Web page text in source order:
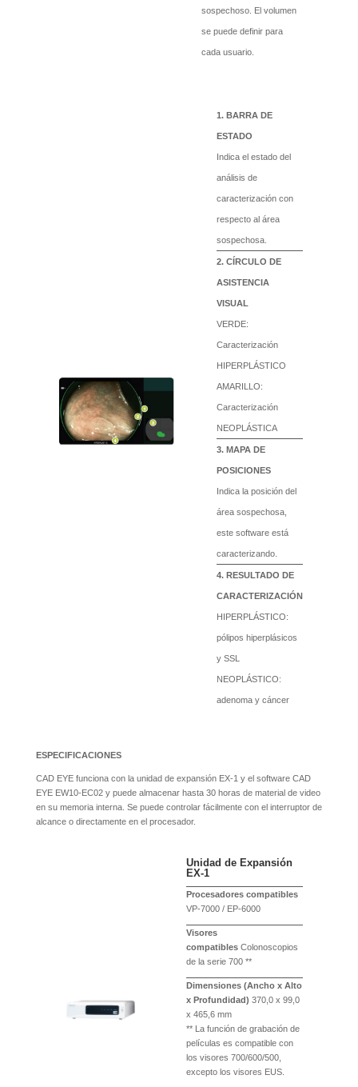
sospechoso. El volumen
se puede definir para
cada usuario.
BARRA DE
ESTADO
Indica el estado del
análisis de
caracterización con
respecto al área
sospechosa.
CÍRCULO DE
ASISTENCIA
VISUAL
VERDE:
Caracterización
HIPERPLÁSTICO
AMARILLO:
Caracterización
NEOPLÁSTICA
MAPA DE
POSICIONES
Indica la posición del
área sospechosa,
este software está
caracterizando.
RESULTADO DE
CARACTERIZACIÓN
HIPERPLÁSTICO:
pólipos hiperplásicos
y SSL
NEOPLÁSTICO:
adenoma y cáncer
ESPECIFICACIONES
CAD EYE funciona con la unidad de expansión EX-1 y el software CAD
EYE EW10-EC02 y puede almacenar hasta 30 horas de material de video
en su memoria interna. Se puede controlar fácilmente con el interruptor de
alcance o directamente en el procesador.
Unidad de Expansión
EX-1
Procesadores compatibles
VP-7000 / EP-6000
Visores
compatibles Colonoscopios
de la serie 700 **
Dimensiones (Ancho x Alto
x Profundidad) 370,0 x 99,0
x 465,6 mm
** La función de grabación de
películas es compatible con
los visores 700/600/500,
excepto los visores EUS.